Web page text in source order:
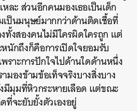
ละ ส่วนอีกคนมองเธอเป็นเด็ก
ป็นมนุษย์มากกว่าด้านติดเชื้อที่
ทั้งสองคนไม่มีใครผิดใครถูก แต่
นักถึงก็คือการเปิดใจยอมรับ
ราะการปักใจไปด้านใดด้านหนึ่ง
มองข้ามข้อเท็จจริงบางสิ่งบาง
มีมุมที่หิวกระหายเลือด แต่ขณะ
ที่จะยับยั้งตัวเองอยู่